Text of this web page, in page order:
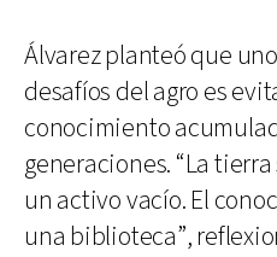
Álvarez planteó que
desafíos del agro es
conocimiento
generaciones. “La
un activo vacío. El
una biblioteca”,